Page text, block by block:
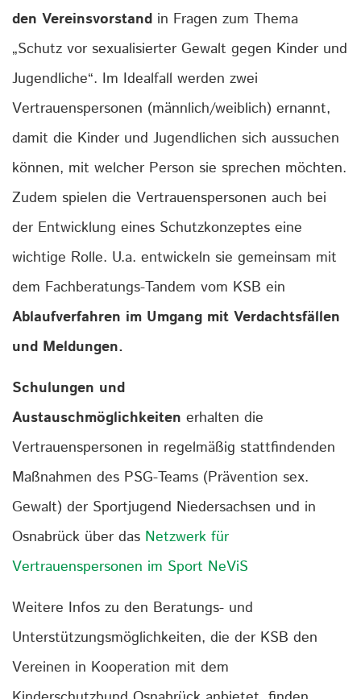
den Vereinsvorstand in Fragen zum Thema
„Schutz vor sexualisierter Gewalt gegen Kinder und
Jugendliche“. Im Idealfall werden zwei
Vertrauenspersonen (männlich/weiblich) ernannt,
damit die Kinder und Jugendlichen sich aussuchen
können, mit welcher Person sie sprechen möchten.
Zudem spielen die Vertrauenspersonen auch bei
der Entwicklung eines Schutzkonzeptes eine
wichtige Rolle. U.a. entwickeln sie gemeinsam mit
dem Fachberatungs-Tandem vom KSB ein
Ablaufverfahren im Umgang mit Verdachtsfällen
und Meldungen.
Schulungen und
Austauschmöglichkeiten erhalten die
Vertrauenspersonen in regelmäßig stattfindenden
Maßnahmen des PSG-Teams (Prävention sex.
Gewalt) der Sportjugend Niedersachsen und in
Osnabrück über das Netzwerk für
Vertrauenspersonen im Sport NeViS
Weitere Infos zu den Beratungs- und
Unterstützungsmöglichkeiten, die der KSB den
Vereinen in Kooperation mit dem